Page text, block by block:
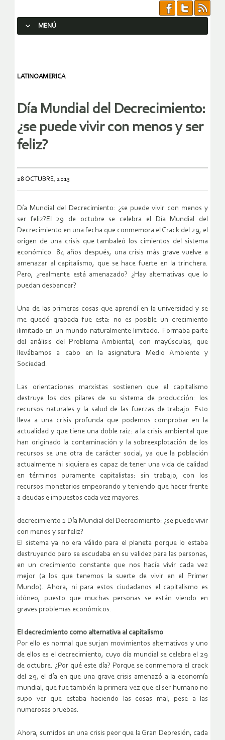
MENÚ
LATINOAMERICA
Día Mundial del Decrecimiento:
¿se puede vivir con menos y ser
feliz?
28 OCTUBRE, 2013
Día Mundial del Decrecimiento: ¿se puede vivir con menos y
ser feliz?El 29 de octubre se celebra el Día Mundial del
Decrecimiento en una fecha que conmemora el Crack del 29, el
origen de una crisis que tambaleó los cimientos del sistema
económico. 84 años después, una crisis más grave vuelve a
amenazar al capitalismo, que se hace fuerte en la trinchera.
Pero, ¿realmente está amenazado? ¿Hay alternativas que lo
puedan desbancar?
Una de las primeras cosas que aprendí en la universidad y se
me quedó grabada fue esta: no es posible un crecimiento
ilimitado en un mundo naturalmente limitado. Formaba parte
del análisis del Problema Ambiental, con mayúsculas, que
llevábamos a cabo en la asignatura Medio Ambiente y
Sociedad.
Las orientaciones marxistas sostienen que el capitalismo
destruye los dos pilares de su sistema de producción: los
recursos naturales y la salud de las fuerzas de trabajo. Esto
lleva a una crisis profunda que podemos comprobar en la
actualidad y que tiene una doble raíz: a la crisis ambiental que
han originado la contaminación y la sobreexplotación de los
recursos se une otra de carácter social, ya que la población
actualmente ni siquiera es capaz de tener una vida de calidad
en términos puramente capitalistas: sin trabajo, con los
recursos monetarios empeorando y teniendo que hacer frente
a deudas e impuestos cada vez mayores.
decrecimiento 1 Día Mundial del Decrecimiento: ¿se puede vivir
con menos y ser feliz?
El sistema ya no era válido para el planeta porque lo estaba
destruyendo pero se escudaba en su validez para las personas,
en un crecimiento constante que nos hacía vivir cada vez
mejor (a los que tenemos la suerte de vivir en el Primer
Mundo). Ahora, ni para estos ciudadanos el capitalismo es
idóneo, puesto que muchas personas se están viendo en
graves problemas económicos.
El decrecimiento como alternativa al capitalismo
Por ello es normal que surjan movimientos alternativos y uno
de ellos es el decrecimiento, cuyo día mundial se celebra el 29
de octubre. ¿Por qué este día? Porque se conmemora el crack
del 29, el día en que una grave crisis amenazó a la economía
mundial, que fue también la primera vez que el ser humano no
supo ver que estaba haciendo las cosas mal, pese a las
numerosas pruebas.
Ahora, sumidos en una crisis peor que la Gran Depresión, cada